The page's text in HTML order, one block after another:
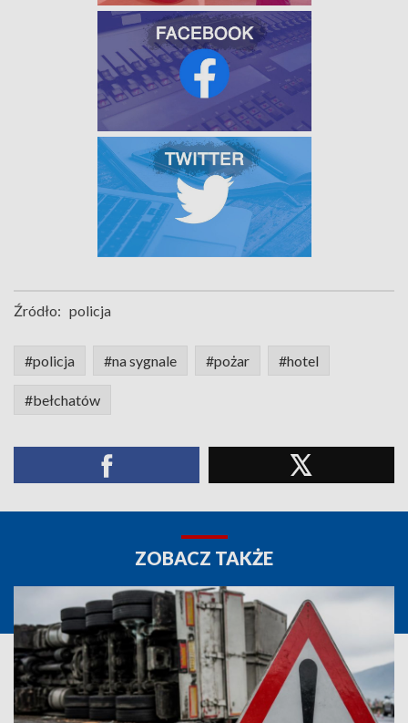
Źródło: policja
#policja #na sygnale #pożar #hotel
#bełchatów
ZOBACZ TAKŻE